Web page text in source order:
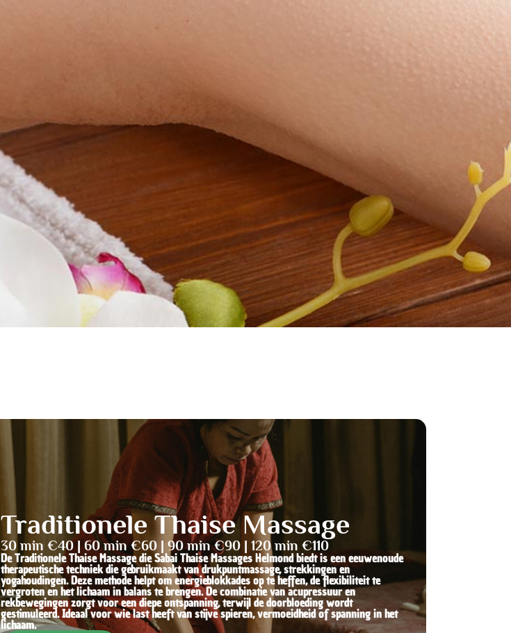
Traditionele Thaise Massage
30 min €40 | 60 min €60 | 90 min €90 | 120 min €110
De Traditionele Thaise Massage die Sabai Thaise Massages Helmond biedt is een eeuwenoude
therapeutische techniek die gebruikmaakt van drukpuntmassage, strekkingen en
yogahoudingen. Deze methode helpt om energieblokkades op te heffen, de flexibiliteit te
vergroten en het lichaam in balans te brengen. De combinatie van acupressuur en
rekbewegingen zorgt voor een diepe ontspanning, terwijl de doorbloeding wordt
gestimuleerd. Ideaal voor wie last heeft van stijve spieren, vermoeidheid of spanning in het
lichaam.